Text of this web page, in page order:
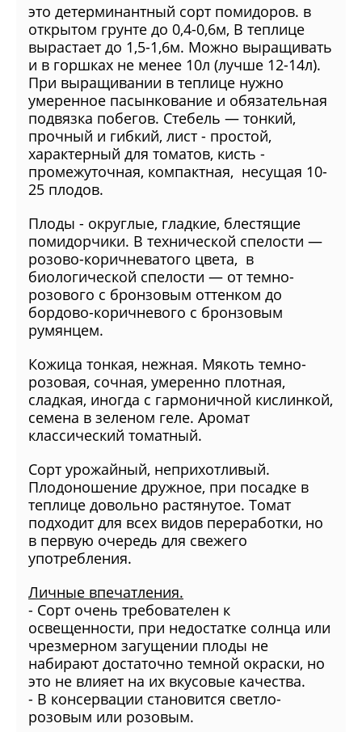
это детерминантный сорт помидоров. в
открытом грунте до 0,4-0,6м, В теплице
вырастает до 1,5-1,6м. Можно выращивать
и в горшках не менее 10л (лучше 12-14л).
При выращивании в теплице нужно
умеренное пасынкование и обязательная
подвязка побегов. Стебель — тонкий,
прочный и гибкий, лист - простой,
характерный для томатов, кисть -
промежуточная, компактная, несущая 10-
25 плодов.
Плоды - округлые, гладкие, блестящие
помидорчики. В технической спелости —
розово-коричневатого цвета, в
биологической спелости — от темно-
розового с бронзовым оттенком до
бордово-коричневого с бронзовым
румянцем.
Кожица тонкая, нежная. Мякоть темно-
розовая, сочная, умеренно плотная,
сладкая, иногда с гармоничной кислинкой,
семена в зеленом геле. Аромат
классический томатный.
Сорт урожайный, неприхотливый.
Плодоношение дружное, при посадке в
теплице довольно растянутое. Томат
подходит для всех видов переработки, но
в первую очередь для свежего
употребления.
Личные впечатления.
- Сорт очень требователен к
освещенности, при недостатке солнца или
чрезмерном загущении плоды не
набирают достаточно темной окраски, но
это не влияет на их вкусовые качества.
- В консервации становится светло-
розовым или розовым.